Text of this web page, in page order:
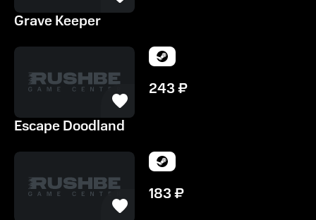
Grave Keeper
243₽
Escape Doodland
183₽